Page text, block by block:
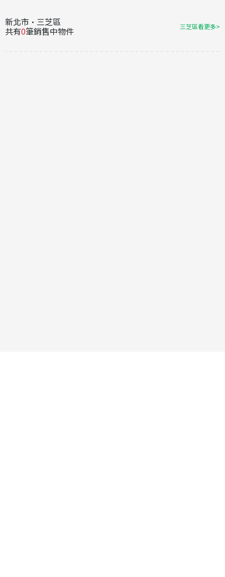
新北市·三芝區
共有0筆銷售中物件 三芝區看更多>